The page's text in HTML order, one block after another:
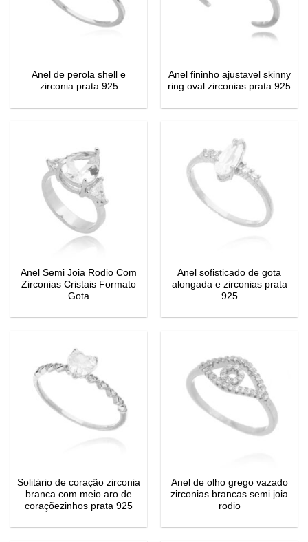
Anel de perola shell e
zirconia prata 925
Anel fininho ajustavel skinny
ring oval zirconias prata 925
Anel Semi Joia Rodio Com
Zirconias Cristais Formato
Gota
Anel sofisticado de gota
alongada e zirconias prata
925
Solitário de coração zirconia
branca com meio aro de
coraçõezinhos prata 925
Anel de olho grego vazado
zirconias brancas semi joia
rodio